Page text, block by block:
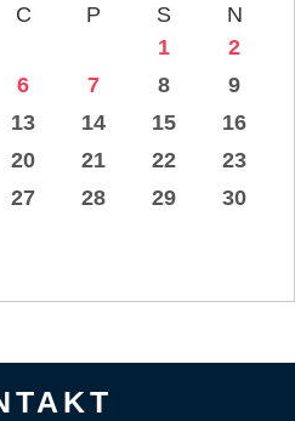
C P S
N
1
2
6 7 8
9
13 14 15
16
20 21 22
23
27 28 29
30